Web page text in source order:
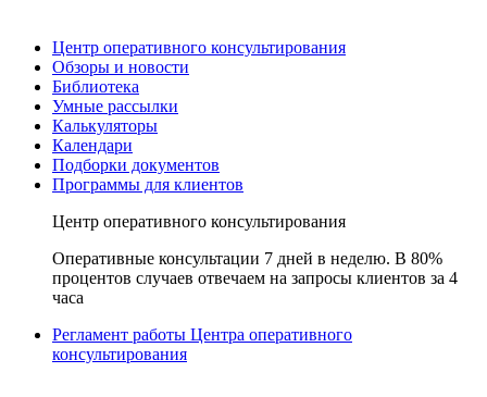
Центр оперативного консультирования
Обзоры и новости
Библиотека
Умные рассылки
Калькуляторы
Календари
Подборки документов
Программы для клиентов
Центр оперативного консультирования
Оперативные консультации 7 дней в неделю. В 80%
процентов случаев отвечаем на запросы клиентов за 4
часа
Регламент работы Центра оперативного
консультирования